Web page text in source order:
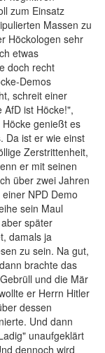
zum Einsatz
Massen zu
Höckologen sehr
etwas
doch recht
Demos
schreit einer
AfD ist Höcke!",
genießt es
Da ist er wie einst
Zerstrittenheit,
er mit seinen
über zwei Jahren
NPD Demo
sein Maul
später
damals ja
zu sein. Na gut,
brachte das
und die Mär
er Herrn Hitler
dessen
Und dann
unaufgeklärt
dennoch wird